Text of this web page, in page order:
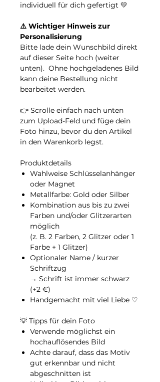
individuell für dich gefertigt 💛
⚠️ Wichtiger Hinweis zur
Personalisierung
Bitte lade dein Wunschbild direkt
auf dieser Seite hoch (weiter
unten). Ohne hochgeladenes Bild
kann deine Bestellung nicht
bearbeitet werden.
👉 Scrolle einfach nach unten
zum Upload-Feld und füge dein
Foto hinzu, bevor du den Artikel
in den Warenkorb legst.
Produktdetails
Wahlweise Schlüsselanhänger
oder Magnet
Metallfarbe: Gold oder Silber
Kombination aus bis zu zwei
Farben und/oder Glitzerarten
möglich
(z. B. 2 Farben, 2 Glitzer oder 1
Farbe + 1 Glitzer)
Optionaler Name / kurzer
Schriftzug
→ Schrift ist immer schwarz
(+2 €)
Handgemacht mit viel Liebe ♡
💡 Tipps für dein Foto
Verwende möglichst ein
hochauflösendes Bild
Achte darauf, dass das Motiv
gut erkennbar und nicht
abgeschnitten ist